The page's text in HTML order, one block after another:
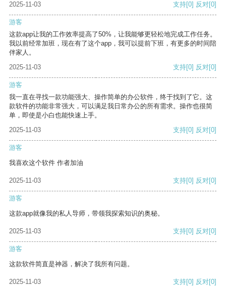
2025-11-03
支持[0] 反对[0]
游客
这款app让我的工作效率提高了50%，让我能够更轻松地完成工作任务。
我以前经常加班，现在有了这个app，我可以提前下班，有更多的时间陪
伴家人。
2025-11-03
支持[0] 反对[0]
游客
我一直在寻找一款功能强大、操作简单的办公软件，终于找到了它。这
款软件的功能非常强大，可以满足我日常办公的所有需求。操作也很简
单，即使是小白也能快速上手。
2025-11-03
支持[0] 反对[0]
游客
我喜欢这个软件 作者加油
2025-11-03 支持[0] 反对[0]
游客
这款app就像我的私人导师，带领我探索知识的奥秘。
2025-11-03 支持[0] 反对[0]
游客
这款软件简直是神器，解决了我所有问题。
2025-11-03 支持[0] 反对[0]